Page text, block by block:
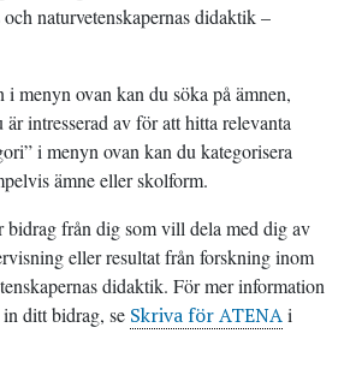
naturvetenskapernas didaktik –
menyn ovan kan du söka på ämnen,
intresserad av för att hitta relevanta
i menyn ovan kan du kategorisera
ämne eller skolform.
från dig som vill dela med dig av
eller resultat från forskning inom
didaktik. För mer information
ditt bidrag, se Skriva för ATENAi